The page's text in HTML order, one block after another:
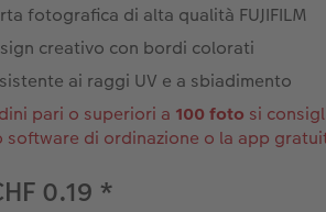
fotografica di alta qualità FUJIFILM
creativo con bordi colorati
ai raggi UV e a sbiadimento
pari o superiori a 100 foto si
software di ordinazione o la app
0.19 *